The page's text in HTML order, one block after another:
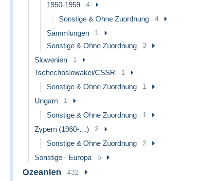
1950-1959 4
Sonstige & Ohne Zuordnung 4
Sammlungen 1
Sonstige & Ohne Zuordnung 3
Slowenien 1
Tschechoslowakei/CSSR 1
Sonstige & Ohne Zuordnung 1
Ungarn 1
Sonstige & Ohne Zuordnung 1
Zypern (1960-…) 2
Sonstige & Ohne Zuordnung 2
Sonstige - Europa 5
Ozeanien 432